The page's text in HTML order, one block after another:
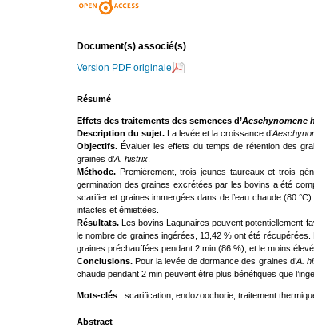
Document(s) associé(s)
Version PDF originale
Résumé
Effets des traitements des semences d’Aeschynomene
Description du sujet. La levée et la croissance d’
Objectifs.Évaluer les effets du temps de rétention des
graines d’A. histrix
Méthode. Premièrement, trois jeunes taureaux et trois
germination des graines excrétées par les bovins a été
scarifier et graines immergées dans de l’eau chaude (80
intactes et émiettées.
Résultats. Les bovins Lagunaires peuvent potentiellement
le nombre de graines ingérées, 13,42 % ont été
graines préchauffées pendant 2 min (86 %), et le moins
Conclusions.Pour la levée de dormance des graines d’A.
chaude pendant 2 min peuvent être plus bénéfiques que
Mots-clés : scarification, endozoochorie, traitement
Abstract